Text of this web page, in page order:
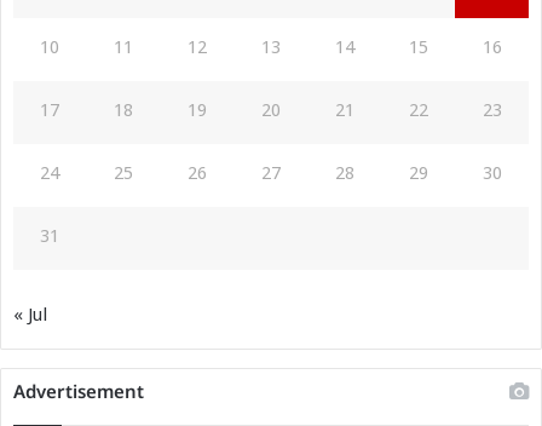
10 11 12 13 14 15 16
17 18 19 20 21 22 23
24 25 26 27 28 29 30
31
« Jul
Advertisement